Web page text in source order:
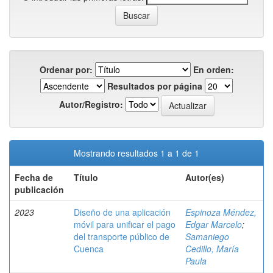
Ordenar por:
En orden:
Resultados por página
Autor/Registro:
Mostrando resultados 1 a 1 de 1
Fecha de
publicación
Título Autor(es)
2023
Diseño de una aplicación
móvil para unificar el pago
del transporte público de
Cuenca
Espinoza Méndez,
Edgar Marcelo;
Samaniego
Cedillo, María
Paula